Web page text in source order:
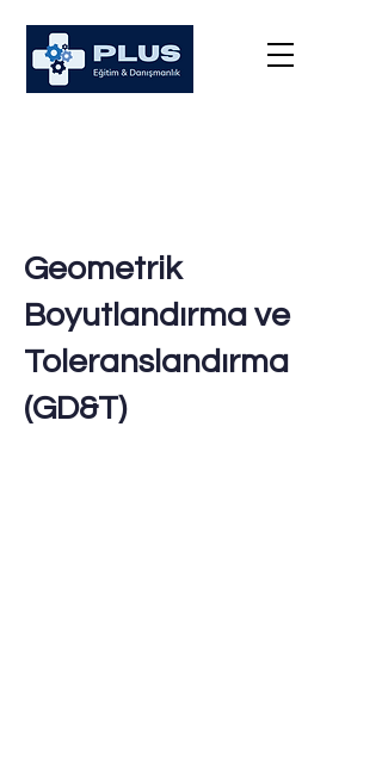
Geometrik
Boyutlandırma ve
Toleranslandırma
(GD&T)